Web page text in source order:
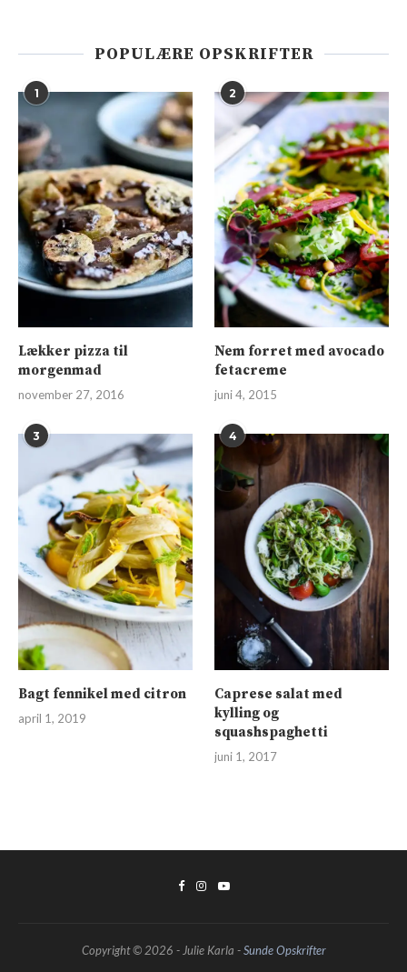
POPULÆRE OPSKRIFTER
1
Lækker pizza til
morgenmad
november 27, 2016
2
Nem forret med avocado
fetacreme
juni 4, 2015
3
Bagt fennikel med citron
april 1, 2019
4
Caprese salat med
kylling og
squashspaghetti
juni 1, 2017
Copyright © 2026 - Julie Karla -Sunde Opskrifter